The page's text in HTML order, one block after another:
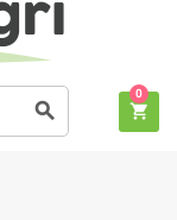
search shopping_cart
0